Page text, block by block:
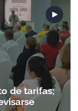
de tarifas;